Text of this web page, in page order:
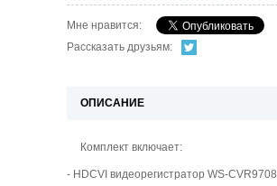
Мне нравится:
Рассказать друзьям:
ОПИСАНИЕ
Комплект включает:
- HDCVI видеорегистратор WS-CVR9708